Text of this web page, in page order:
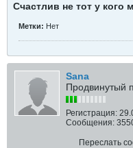
Счастлив не тот у кого
Метки: Нет
Sana
Продвинутый
Регистрация:
Сообщения:
Переслать